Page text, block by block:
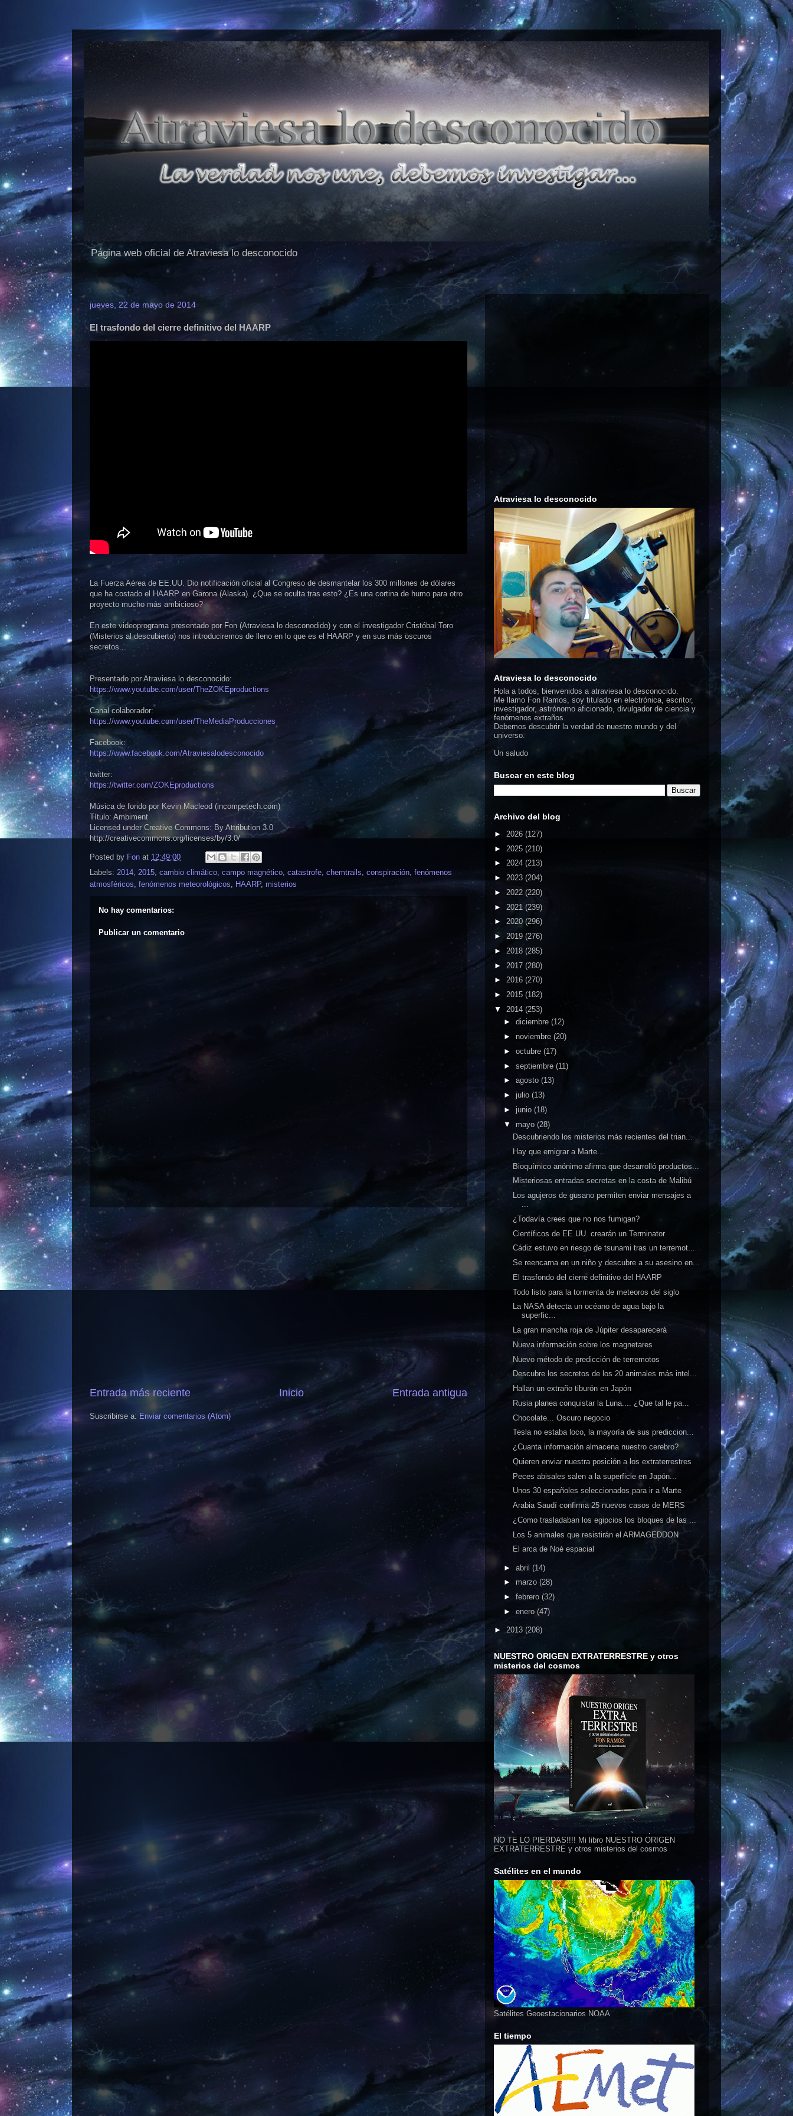
Página web oficial de Atraviesa lo desconocido
jueves, 22 de mayo de 2014
El trasfondo del cierre definitivo del HAARP
La Fuerza Aérea de EE.UU. Dio notificación oficial al Congreso de desmantelar los 300 millones de dólares
que ha costado el HAARP en Garona (Alaska). ¿Que se oculta tras esto? ¿Es una cortina de humo para otro
proyecto mucho más ambicioso?
En este videoprograma presentado por Fon (Atraviesa lo desconodido) y con el investigador Cristóbal Toro
(Misterios al descubierto) nos introduciremos de lleno en lo que es el HAARP y en sus más oscuros
secretos...
Presentado por Atraviesa lo desconocido:
https://www.youtube.com/user/TheZOKEproductions
Canal colaborador:
https://www.youtube.com/user/TheMediaProducciones
Facebook:
https://www.facebook.com/Atraviesalodesconocido
twitter:
https://twitter.com/ZOKEproductions
Música de fondo por Kevin Macleod (incompetech.com)
Título: Ambiment
Licensed under Creative Commons: By Attribution 3.0
http://creativecommons.org/licenses/by/3.0/
Posted by Fon at 12:49:00
Labels: 2014, 2015, cambio climático, campo magnético, catastrofe, chemtrails, conspiración, fenómenos
atmosféricos, fenómenos meteorológicos, HAARP, misterios
No hay comentarios:
Publicar un comentario
Entrada más reciente Entrada antigua
Inicio
Suscribirse a: Enviar comentarios (Atom)
Atraviesa lo desconocido
Atraviesa lo desconocido
Hola a todos, bienvenidos a atraviesa lo desconocido.
Me llamo Fon Ramos, soy titulado en electrónica, escritor,
investigador, astrónomo aficionado, divulgador de ciencia y
fenómenos extraños.
Debemos descubrir la verdad de nuestro mundo y del
universo.
Un saludo
Buscar en este blog
Archivo del blog
► 2026 (127)
► 2025 (210)
► 2024 (213)
► 2023 (204)
► 2022 (220)
► 2021 (239)
► 2020 (296)
► 2019 (276)
► 2018 (285)
► 2017 (280)
► 2016 (270)
► 2015 (182)
▼ 2014 (253)
► diciembre (12)
► noviembre (20)
► octubre (17)
► septiembre (11)
► agosto (13)
► julio (13)
► junio (18)
▼ mayo (28)
Descubriendo los misterios más recientes del trian...
Hay que emigrar a Marte...
Bioquímico anónimo afirma que desarrolló productos...
Misteriosas entradas secretas en la costa de Malibú
Los agujeros de gusano permiten enviar mensajes a
...
¿Todavía crees que no nos fumigan?
Científicos de EE.UU. crearán un Terminator
Cádiz estuvo en riesgo de tsunami tras un terremot...
Se reencarna en un niño y descubre a su asesino en...
El trasfondo del cierre definitivo del HAARP
Todo listo para la tormenta de meteoros del siglo
La NASA detecta un océano de agua bajo la
superfic...
La gran mancha roja de Júpiter desaparecerá
Nueva información sobre los magnetares
Nuevo método de predicción de terremotos
Descubre los secretos de los 20 animales más intel...
Hallan un extraño tiburón en Japón
Rusia planea conquistar la Luna.... ¿Que tal le pa...
Chocolate... Oscuro negocio
Tesla no estaba loco, la mayoría de sus prediccion...
¿Cuanta información almacena nuestro cerebro?
Quieren enviar nuestra posición a los extraterrestres
Peces abisales salen a la superficie en Japón...
Unos 30 españoles seleccionados para ir a Marte
Arabia Saudí confirma 25 nuevos casos de MERS
¿Como trasladaban los egipcios los bloques de las ...
Los 5 animales que resistirán el ARMAGEDDON
El arca de Noé espacial
► abril (14)
► marzo (28)
► febrero (32)
► enero (47)
► 2013 (208)
NUESTRO ORIGEN EXTRATERRESTRE y otros
misterios del cosmos
NO TE LO PIERDAS!!!! Mi libro NUESTRO ORIGEN
EXTRATERRESTRE y otros misterios del cosmos
Satélites en el mundo
Satélites Geoestacionarios NOAA
El tiempo